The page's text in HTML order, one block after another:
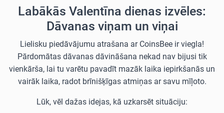
Labākās Valentīna dienas izvēles:
Dāvanas viņam un viņai
Lielisku piedāvājumu atrašana ar CoinsBee ir viegla!
Pārdomātas dāvanas dāvināšana nekad nav bijusi tik
vienkārša, lai tu varētu pavadīt mazāk laika iepirkšanās un
vairāk laika, radot brīnišķīgas atmiņas ar savu mīļoto.
Lūk, vēl dažas idejas, kā uzkarsēt situāciju: